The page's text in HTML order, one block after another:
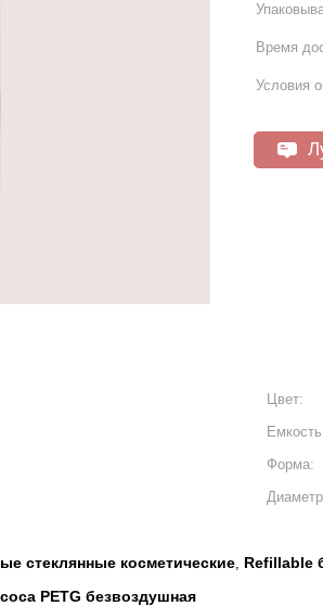
Время
Условия
Цвет:
Форма:
стеклянные косметические, Refillable
PETG безвоздушная